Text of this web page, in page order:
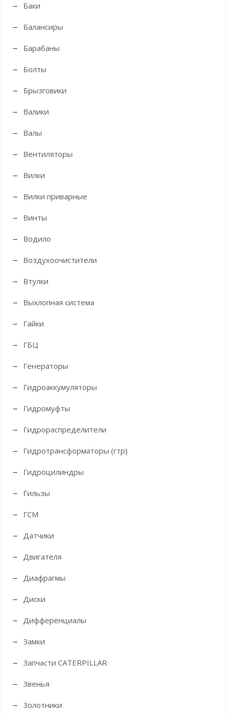
Баки
Балансиры
Барабаны
Болты
Брызговики
Валики
Валы
Вентиляторы
Вилки
Вилки приварные
Винты
Водило
Воздухоочистители
Втулки
Выхлопная система
Гайки
ГБЦ
Генераторы
Гидроаккумуляторы
Гидромуфты
Гидрораспределители
Гидротрансформаторы (гтр)
Гидроцилиндры
Гильзы
ГСМ
Датчики
Двигателя
Диафрагмы
Диски
Дифференциалы
Замки
Запчасти CATERPILLAR
Звенья
Золотники